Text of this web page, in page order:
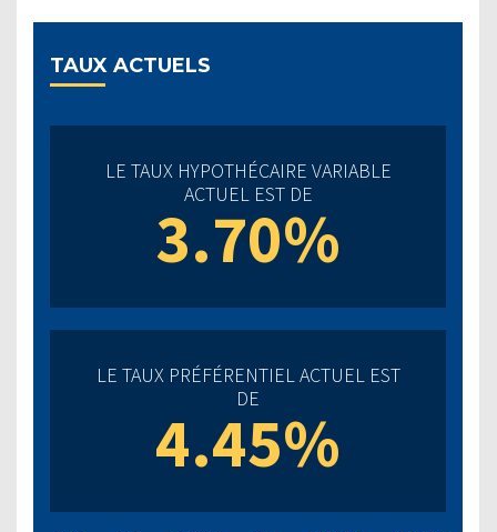
TAUX ACTUELS
LE TAUX HYPOTHÉCAIRE VARIABLE
ACTUEL EST DE
3.70%
LE TAUX PRÉFÉRENTIEL ACTUEL EST
DE
4.45%